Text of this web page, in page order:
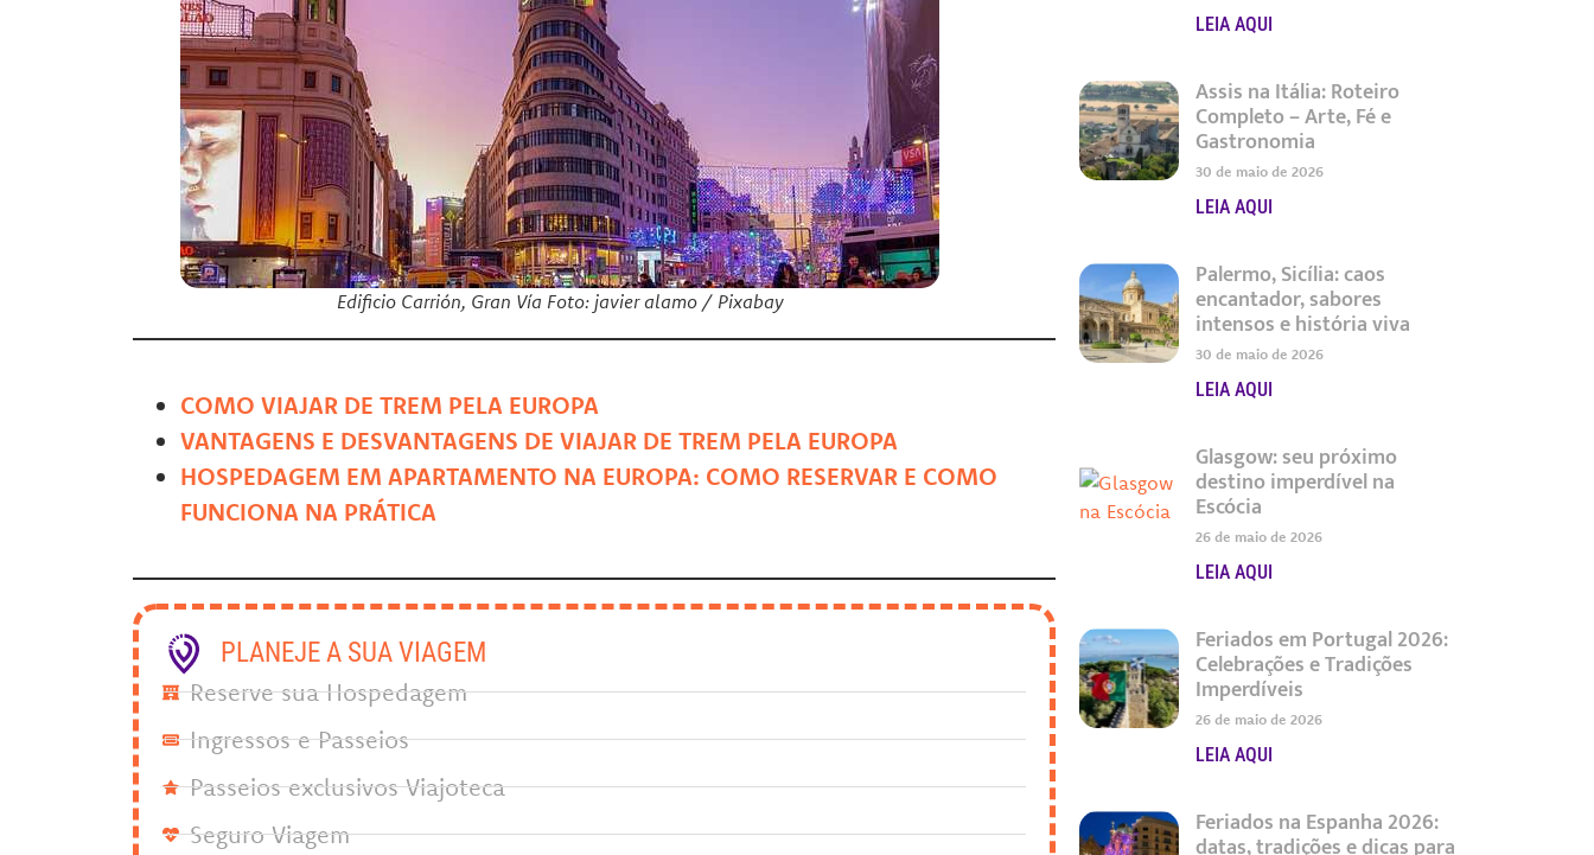
Edificio Carrión, Gran Vía Foto: javier alamo / Pixabay
COMO VIAJAR DE TREM PELA EUROPA
VANTAGENS E DESVANTAGENS DE VIAJAR DE TREM PELA EUROPA
HOSPEDAGEM EM APARTAMENTO NA EUROPA: COMO RESERVAR E COMO
FUNCIONA NA PRÁTICA
PLANEJE A SUA VIAGEM
Reserve sua Hospedagem
Ingressos e Passeios
Passeios exclusivos Viajoteca
Seguro Viagem
LEIA AQUI
Assis na Itália: Roteiro
Completo – Arte, Fé e
Gastronomia
30 de maio de 2026
LEIA AQUI
Palermo, Sicília: caos
encantador, sabores
intensos e história viva
30 de maio de 2026
LEIA AQUI
Glasgow: seu próximo
destino imperdível na
Escócia
26 de maio de 2026
LEIA AQUI
Feriados em Portugal 2026:
Celebrações e Tradições
Imperdíveis
26 de maio de 2026
LEIA AQUI
Feriados na Espanha 2026: